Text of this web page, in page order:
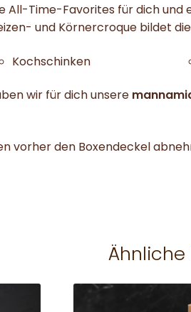
All-Time-Favorites für dich und
und Körnercroque bildet
Kochschinken
wir für dich unsere
vorher den Boxendeckel
Ähnliche